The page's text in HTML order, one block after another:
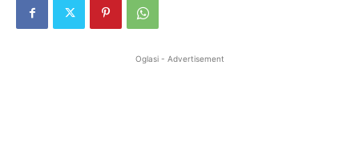
Oglasi - Advertisement